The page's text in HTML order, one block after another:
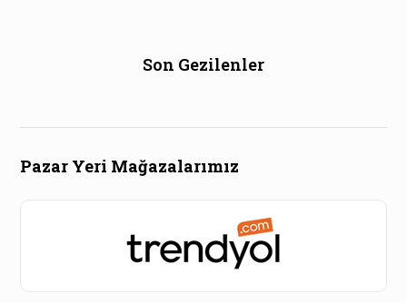
Son Gezilenler
Pazar Yeri Mağazalarımız